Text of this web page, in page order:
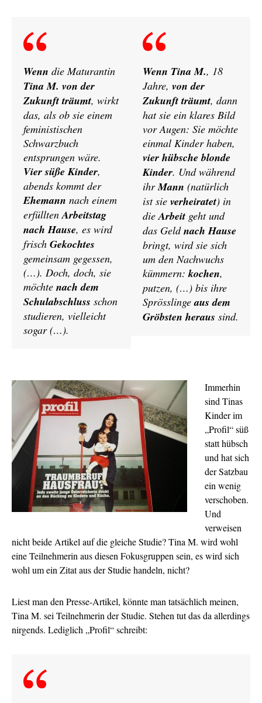
Wenn die Maturantin
Tina M. von der
Zukunft träumt, wirkt
das, als ob sie einem
feministischen
Schwarzbuch
entsprungen wäre.
Vier süße Kinder,
abends kommt der
Ehemann nach einem
erfülltenArbeitstag
nach Hause, es wird
frisch Gekochtes
gemeinsam gegessen,
(…). Doch, doch, sie
möchte nach dem
Schulabschluss schon
studieren, vielleicht
sogar (…).
Wenn Tina M., 18
Jahre, von der
Zukunft träumt, dann
hat sie ein klares Bild
vor Augen: Sie möchte
einmal Kinder haben,
vier hübsche blonde
Kinder. Und während
ihrMann (natürlich
ist sie verheiratet) in
dieArbeit geht und
das Geldnach Hause
bringt, wird sie sich
um den Nachwuchs
kümmern:kochen,
putzen, (…) bis ihre
Sprösslingeaus dem
Gröbsten heraus sind.
Immerhin
sind Tinas
Kinder im
„Profil“ süß
statt hübsch
und hat sich
der Satzbau
ein wenig
verschoben.
Und
verweisen
nicht beide Artikel auf die gleiche Studie? Tina M. wird wohl
eine Teilnehmerin aus diesen Fokusgruppen sein, es wird sich
wohl um ein Zitat aus der Studie handeln, nicht?
Liest man den Presse-Artikel, könnte man tatsächlich meinen,
Tina M. sei Teilnehmerin der Studie. Stehen tut das da allerdings
nirgends. Lediglich „Profil“ schreibt: